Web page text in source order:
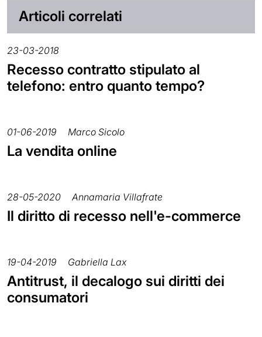
Articoli correlati
23-03-2018
Recesso contratto stipulato al
telefono: entro quanto tempo?
01-06-2019 Marco Sicolo
La vendita online
28-05-2020 Annamaria Villafrate
Il diritto di recesso nell'e-commerce
19-04-2019 Gabriella Lax
Antitrust, il decalogo sui diritti dei
consumatori